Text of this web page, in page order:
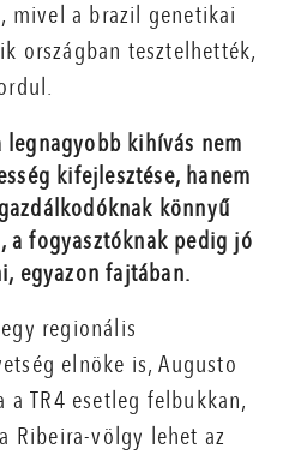
a brazil genetikai
országban tesztelhették,
legnagyobb kihívás nem
kifejlesztése, hanem
könnyű
a fogyasztóknak pedig jó
egyazon fajtában.
regionális
elnöke is, Augusto
a TR4 esetleg felbukkan,
Ribeira-völgy lehet az